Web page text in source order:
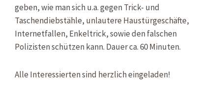
geben, wie man sich u.a. gegen Trick- und
Taschendiebstähle, unlautere Haustürgeschäfte,
Internetfallen, Enkeltrick, sowie den falschen
Polizisten schützen kann. Dauer ca. 60 Minuten.
Alle Interessierten sind herzlich eingeladen!